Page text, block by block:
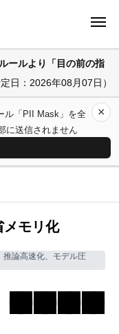
ールより「目の前の指
定日：2026年08月07日）
ル「PII Mask」を全
に送信されません
×
メモリ化
論高速化、モデル圧